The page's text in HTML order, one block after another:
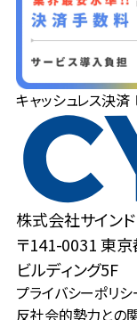
キャッシュレス決済
株式会社サインド
〒141-0031 東
ビルディング5F
プライバシーポリシ
反社会的勢力との